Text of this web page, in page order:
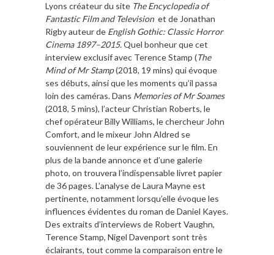
Lyons créateur du site The Encyclopedia of
Fantastic Film and Television et de Jonathan
Rigby auteur de English Gothic: Classic Horror
Cinema 1897–2015.Quel bonheur que cet
interview exclusif avec Terence Stamp (The
Mind of Mr Stamp(2018, 19 mins) qui évoque
ses débuts, ainsi que les moments qu’il passa
loin des caméras. Dans Memories of Mr Soames
(2018, 5 mins), l’acteur Christian Roberts, le
chef opérateur Billy Williams, le chercheur John
Comfort, and le mixeur John Aldred se
souviennent de leur expérience sur le film. En
plus de la bande annonce et d’une galerie
photo, on trouvera l’indispensable livret papier
de 36 pages. L’analyse de Laura Mayne est
pertinente, notamment lorsqu’elle évoque les
influences évidentes du roman de Daniel Kayes.
Des extraits d’interviews de Robert Vaughn,
Terence Stamp, Nigel Davenport sont très
éclairants, tout comme la comparaison entre le